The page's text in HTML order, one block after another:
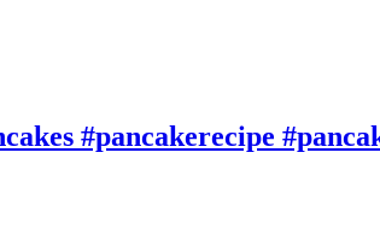
#pancakerecipe